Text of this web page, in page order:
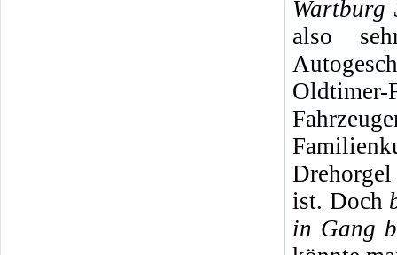
Wartburg
also
Oldtimer-
ist. Doch
in Gang